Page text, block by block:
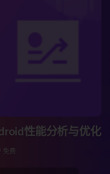
性能分析与优化
免费